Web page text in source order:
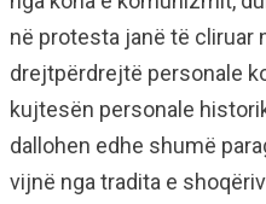
në protesta janë të cliruar
drejtpërdrejtë personale
kujtesën personale
dallohen edhe shumë
vijnë nga tradita e